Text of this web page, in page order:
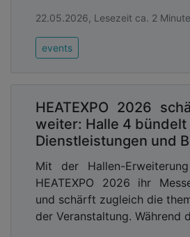
22.05.2026, Lesezeit ca. 2
events
HEATEXPO 2026
weiter: Halle 4
Dienstleistungen und
Mit der Hallen-
HEATEXPO 2026 ihr
und schärft zugleich die
der Veranstaltung. Während